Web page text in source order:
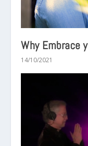
Why Embrace
14/10/2021